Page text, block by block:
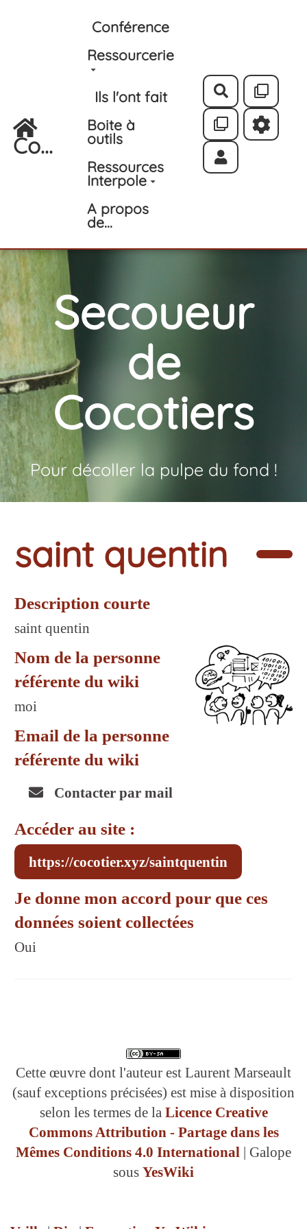
Aller au contenu principal
Co...
Conférence
Ressourcerie
Ils l'ont fait
Boite à
outils
Ressources
Interpole
A propos
de...
Rechercher
Secoueur
de
Cocotiers
Pour décoller la pulpe du fond !
saint quentin
Description courte
saint quentin
Nom de la personne
référente du wiki
moi
Email de la personne
référente du wiki
Contacter par mail
Accéder au site :
https://cocotier.xyz/saintquentin
Je donne mon accord pour que ces
données soient collectées
Oui
Cette œuvre dont l'auteur est Laurent Marseault
(sauf exceptions précisées) est mise à disposition
selon les termes de la Licence Creative
Commons Attribution - Partage dans les
Mêmes Conditions 4.0 International | Galope
sous YesWiki